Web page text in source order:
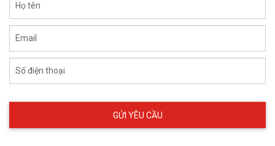
Găng tay bảo hộ hóa chất Nitrile 30cm
EXCIA CT205
Họ tên
Email
Số điện thoại